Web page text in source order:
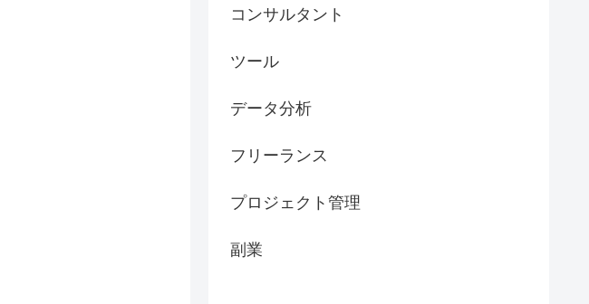
コンサルタント
ツール
データ分析
フリーランス
プロジェクト管理
副業